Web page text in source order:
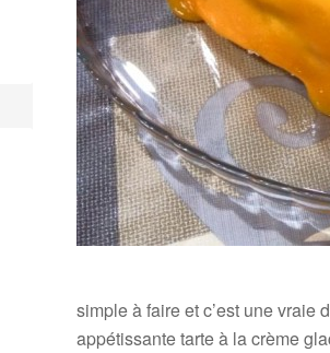
simple à faire et c’est une vraie
appétissante tarte à la crème